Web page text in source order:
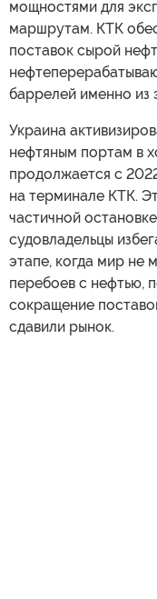
мощностями для
маршрутам. КТК
поставок сырой
баррелей именно из
Украина
нефтяным портам в
продолжается с
на терминале КТК.
частичной
судовладельцы
этапе, когда мир не
перебоев с нефтью,
сокращение
сдавили рынок.